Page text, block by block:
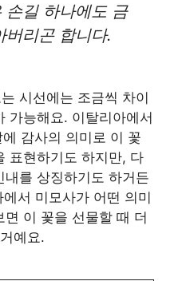
손길 하나에도 금
버리곤 합니다.
시선에는 조금씩 차이
가능해요. 이탈리아에서
감사의 의미로 이 꽃
표현하기도 하지만, 다
를 상징하기도 하거든
서 미모사가 어떤 의미
면 이 꽃을 선물할 때 더
예요.